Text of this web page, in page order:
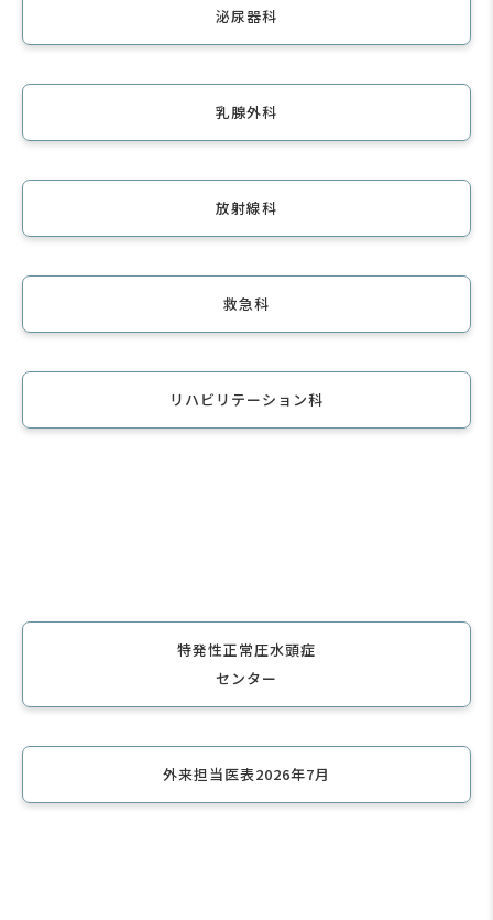
泌尿器科
乳腺外科
放射線科
救急科
リハビリテーション科
特発性正常圧水頭症
センター
外来担当医表2026年7月